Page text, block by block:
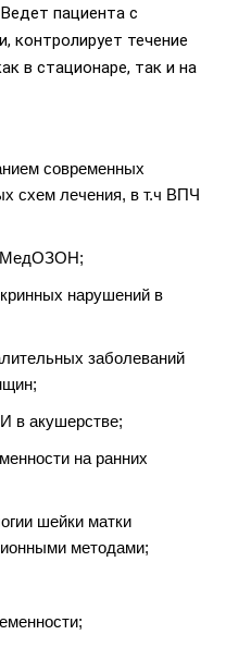
пациента с
контролирует течение
в стационаре, так и на
современных
схем лечения, в т.ч ВПЧ
МедОЗОН;
нарушений в
заболеваний
в акушерстве;
на ранних
шейки матки
методами;